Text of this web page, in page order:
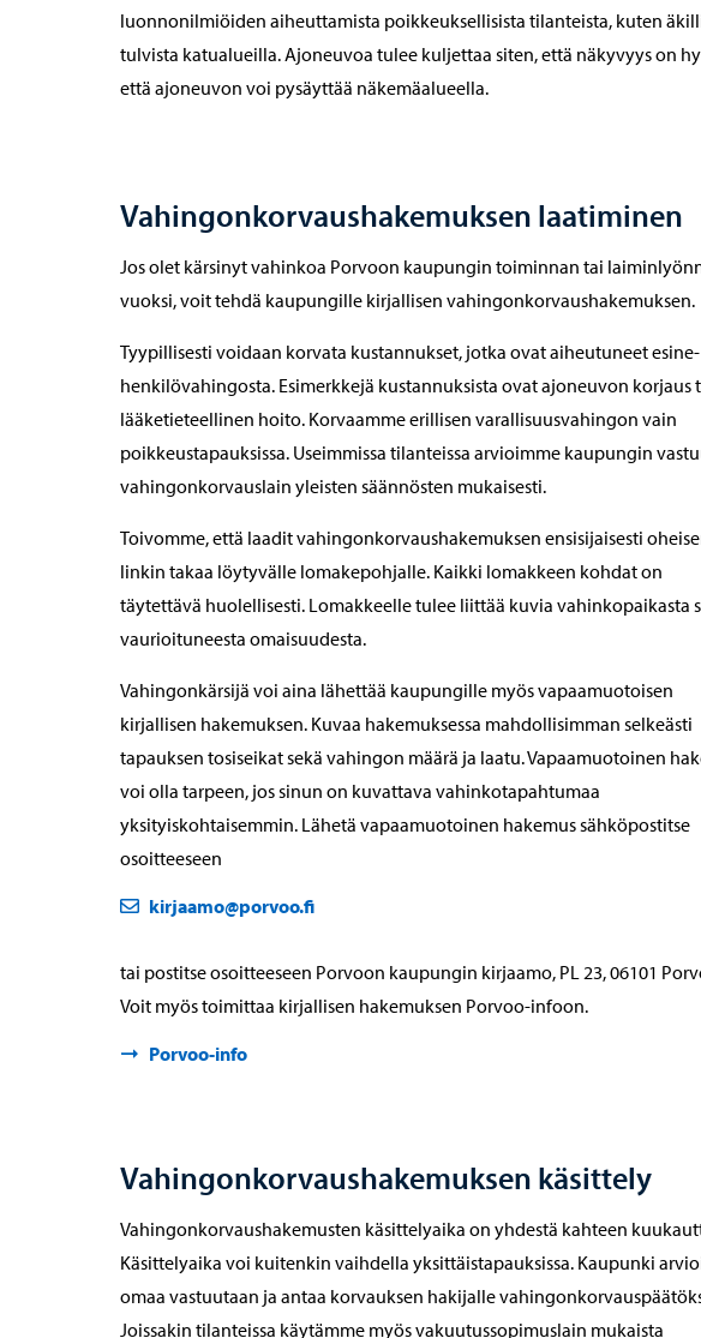
luonnonilmiöiden aiheuttamista poikkeuksellisista tilanteista, kuten
tulvista katualueilla. Ajoneuvoa tulee kuljettaa siten, että näkyvyys on
että ajoneuvon voi pysäyttää näkemäalueella.
Vahingonkorvaushakemuksen laatiminen
Jos olet kärsinyt vahinkoa Porvoon kaupungin toiminnan tai
vuoksi, voit tehdä kaupungille kirjallisen vahingonkorvaushakemuksen.
Tyypillisesti voidaan korvata kustannukset, jotka ovat aiheutuneet
henkilövahingosta. Esimerkkejä kustannuksista ovat ajoneuvon korjaus
lääketieteellinen hoito. Korvaamme erillisen varallisuusvahingon vain
poikkeustapauksissa. Useimmissa tilanteissa arvioimme kaupungin
vahingonkorvauslain yleisten säännösten mukaisesti.
Toivomme, että laadit vahingonkorvaushakemuksen ensisijaisesti
linkin takaa löytyvälle lomakepohjalle. Kaikki lomakkeen kohdat on
täytettävä huolellisesti. Lomakkeelle tulee liittää kuvia vahinkopaikasta
vaurioituneesta omaisuudesta.
Vahingonkärsijä voi aina lähettää kaupungille myös vapaamuotoisen
kirjallisen hakemuksen. Kuvaa hakemuksessa mahdollisimman selkeästi
tapauksen tosiseikat sekä vahingon määrä ja laatu. Vapaamuotoinen
voi olla tarpeen, jos sinun on kuvattava vahinkotapahtumaa
yksityiskohtaisemmin. Lähetä vapaamuotoinen hakemus sähköpostitse
osoitteeseen
kirjaamo@porvoo.fi
tai postitse osoitteeseen Porvoon kaupungin kirjaamo, PL 23, 06101
Voit myös toimittaa kirjallisen hakemuksen Porvoo-infoon.
Porvoo-info
Vahingonkorvaushakemuksen käsittely
Vahingonkorvaushakemusten käsittelyaika on yhdestä kahteen
Käsittelyaika voi kuitenkin vaihdella yksittäistapauksissa. Kaupunki
omaa vastuutaan ja antaa korvauksen hakijalle
Joissakin tilanteissa käytämme myös vakuutussopimuslain mukaista